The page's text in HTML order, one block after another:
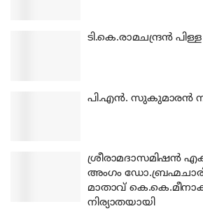
ടി.കെ.രാമചന്ദ്രന്‍
പി.എന്‍. സുകുമാരന്‍
ശ്രീരാമദാസമിഷന്‍
അംഗം ഡോ.ബ്രഹ്മചാരി
മാതാവ്
നിര്യാതയായി